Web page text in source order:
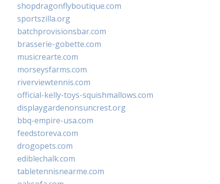
shopdragonflyboutique.com
sportszilla.org
batchprovisionsbar.com
brasserie-gobette.com
musicrearte.com
morseysfarms.com
riverviewtennis.com
official-kelly-toys-squishmallows.com
displaygardenonsuncrest.org
bbq-empire-usa.com
feedstoreva.com
drogopets.com
ediblechalk.com
tabletennisnearme.com